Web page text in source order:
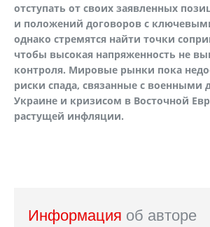
отступать от своих заявленных
и положений договоров с
однако стремятся найти точки
чтобы высокая напряженность не
контроля. Мировые рынки пока
риски спада, связанные с военными
Украине и кризисом в Восточной
растущей инфляции.
Информация об авторе